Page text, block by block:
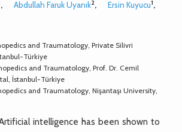
, Abdullah Faruk Uyanık2, Ersin Kuyucu1,
and Traumatology, Private Silivri
Türkiye
and Traumatology, Prof. Dr. Cemil
İstanbul-Türkiye
and Traumatology, Nişantaşı University,
Artificial intelligence has been shown to